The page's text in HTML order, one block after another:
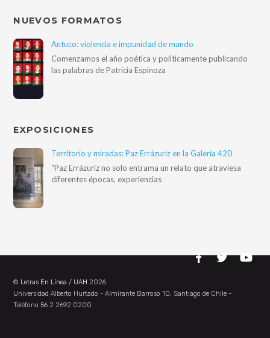
NUEVOS FORMATOS
Antuco: violencia e impunidad de mando
Comenzamos el año poética y políticamente publicando
las palabras de Patricia Espinoza
EXPOSICIONES
Territorio y miradas: Paz Errázuriz en la Galería 420
“Paz Errázuriz no solo entrama un relato que atraviesa
diferentes épocas, experiencias
© Letras En Línea / UAH 2026
Universidad Alberto Hurtado - Almirante Barroso 10, Santiago de Chile -
Teléfono 56 2 2692 0200